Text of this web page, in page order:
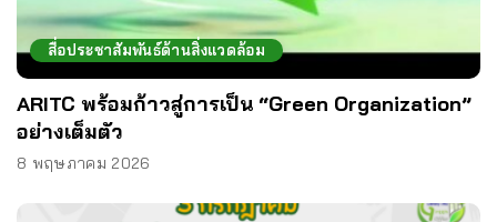
สื่อประชาสัมพันธ์ด้านสิ่งแวดล้อม
ARITC พร้อมก้าวสู่การเป็น “Green Organization”
อย่างเต็มตัว
8 พฤษภาคม 2026